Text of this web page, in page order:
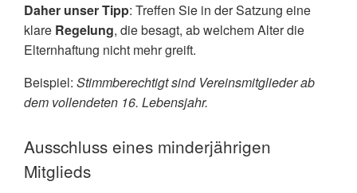
Daher unser Tipp: Treffen Sie in der Satzung eine
klare Regelung, die besagt, ab welchem Alter die
Elternhaftung nicht mehr greift.
Beispiel: Stimmberechtigt sind Vereinsmitglieder ab
dem vollendeten 16. Lebensjahr.
Ausschluss eines minderjährigen
Mitglieds